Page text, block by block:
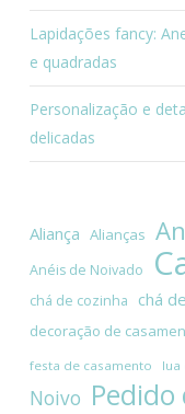
Lapidações fancy:
e quadradas
Personalização e
delicadas
Aliança Alianças
Anéis de Noivado
chá de cozinha chá
decoração de
festa de casamento lua
Noivo